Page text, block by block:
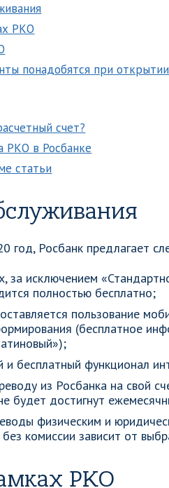
РКО
понадобятся при открытии
счет?
РКО в Росбанке
статьи
год, Росбанк предлагает
за исключением
полностью бесплатно;
пользование
(бесплатное
и бесплатный функционал
из Росбанка на свой
будет достигнут
физическим и
комиссии зависит от
РКО